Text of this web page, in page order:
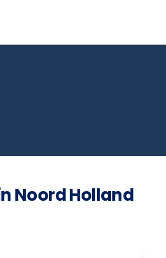
Noord Holland